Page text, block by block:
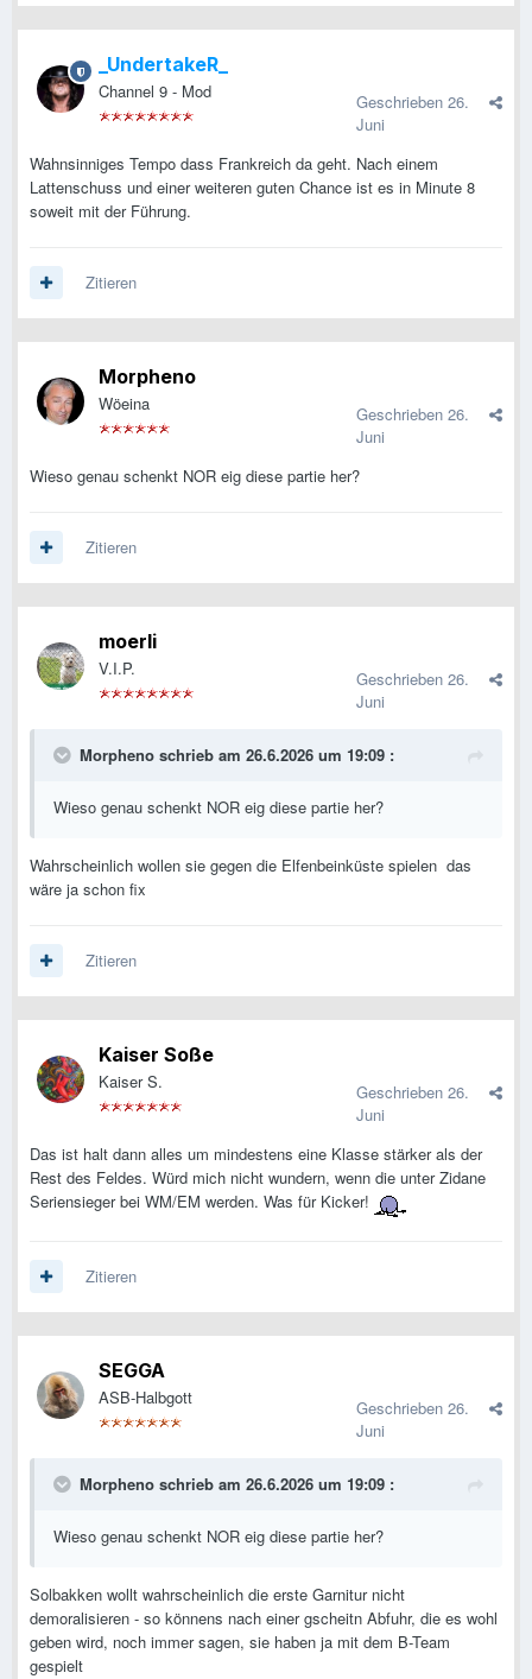
_UndertakeR_
Channel 9 - Mod Geschrieben 26.
Juni
Wahnsinniges Tempo dass Frankreich da geht. Nach einem
Lattenschuss und einer weiteren guten Chance ist es in Minute 8
soweit mit der Führung.
Zitieren
Morpheno
Wöeina Geschrieben 26.
Juni
Wieso genau schenkt NOR eig diese partie her?
Zitieren
moerli
V.I.P. Geschrieben 26.
Juni
Morpheno schrieb am 26.6.2026 um 19:09 :
Wieso genau schenkt NOR eig diese partie her?
Wahrscheinlich wollen sie gegen die Elfenbeinküste spielen das
wäre ja schon fix
Zitieren
Kaiser Soße
Kaiser S. Geschrieben 26.
Juni
Das ist halt dann alles um mindestens eine Klasse stärker als der
Rest des Feldes. Würd mich nicht wundern, wenn die unter Zidane
Seriensieger bei WM/EM werden. Was für Kicker!
Zitieren
SEGGA
ASB-Halbgott Geschrieben 26.
Juni
Morpheno schrieb am 26.6.2026 um 19:09 :
Wieso genau schenkt NOR eig diese partie her?
Solbakken wollt wahrscheinlich die erste Garnitur nicht
demoralisieren - so könnens nach einer gscheitn Abfuhr, die es wohl
geben wird, noch immer sagen, sie haben ja mit dem B-Team
gespielt